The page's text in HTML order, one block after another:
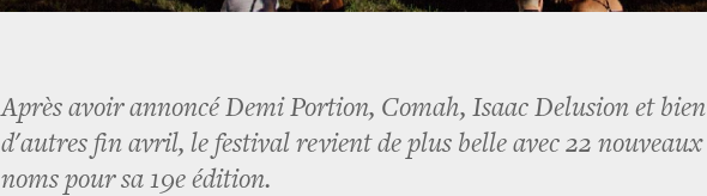
Après avoir annoncé Demi Portion, Comah, Isaac Delusion et bien
d'autres fin avril, le festival revient de plus belle avec 22 nouveaux
noms pour sa 19e édition.